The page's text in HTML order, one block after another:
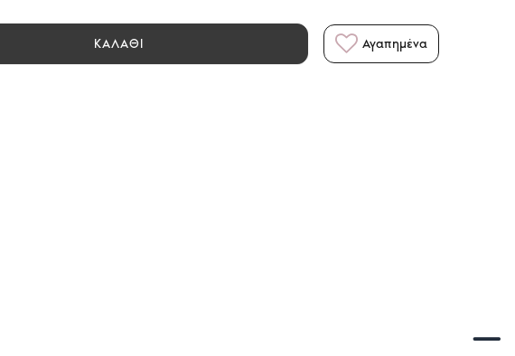
ΚΑΛΑΘΙ Αγαπημένα